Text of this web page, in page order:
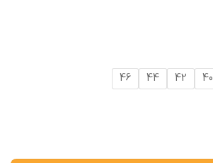
40
42
44
46